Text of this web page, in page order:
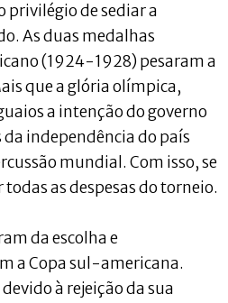
privilégio de sediar a
As duas medalhas
(1924-1928) pesaram a
que a glória olímpica,
a intenção do governo
da independência do país
mundial. Com isso, se
as despesas do torneio.
da escolha e
a Copa sul-americana.
devido à rejeição da sua